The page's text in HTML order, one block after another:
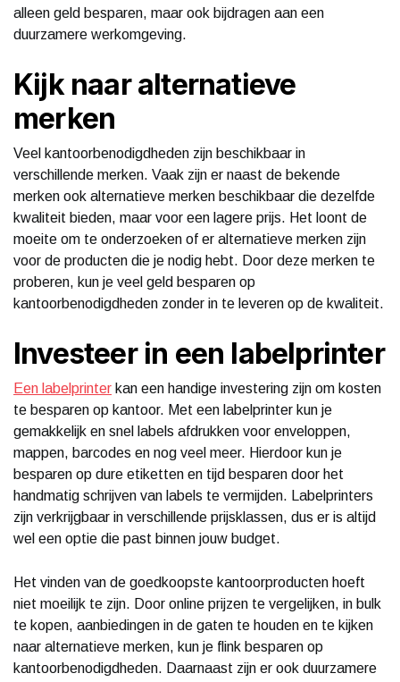
alleen geld besparen, maar ook bijdragen aan een
duurzamere werkomgeving.
Kijk naar alternatieve
merken
Veel kantoorbenodigdheden zijn beschikbaar in
verschillende merken. Vaak zijn er naast de bekende
merken ook alternatieve merken beschikbaar die dezelfde
kwaliteit bieden, maar voor een lagere prijs. Het loont de
moeite om te onderzoeken of er alternatieve merken zijn
voor de producten die je nodig hebt. Door deze merken te
proberen, kun je veel geld besparen op
kantoorbenodigdheden zonder in te leveren op de kwaliteit.
Investeer in een labelprinter
Een labelprinter kan een handige investering zijn om kosten
te besparen op kantoor. Met een labelprinter kun je
gemakkelijk en snel labels afdrukken voor enveloppen,
mappen, barcodes en nog veel meer. Hierdoor kun je
besparen op dure etiketten en tijd besparen door het
handmatig schrijven van labels te vermijden. Labelprinters
zijn verkrijgbaar in verschillende prijsklassen, dus er is altijd
wel een optie die past binnen jouw budget.
Het vinden van de goedkoopste kantoorproducten hoeft
niet moeilijk te zijn. Door online prijzen te vergelijken, in bulk
te kopen, aanbiedingen in de gaten te houden en te kijken
naar alternatieve merken, kun je flink besparen op
kantoorbenodigdheden. Daarnaast zijn er ook duurzamere